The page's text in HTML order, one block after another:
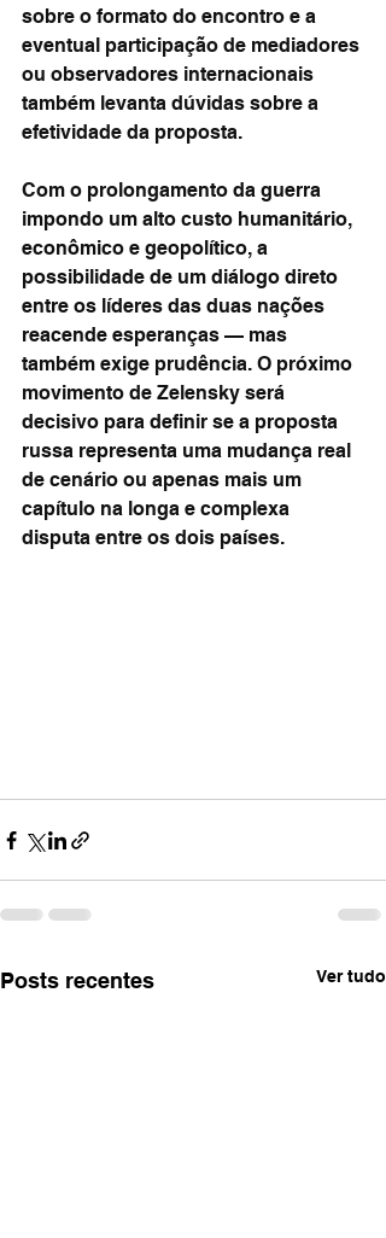
sobre o formato do encontro e a
eventual participação de mediadores
ou observadores internacionais
também levanta dúvidas sobre a
efetividade da proposta.
Com o prolongamento da guerra
impondo um alto custo humanitário,
econômico e geopolítico, a
possibilidade de um diálogo direto
entre os líderes das duas nações
reacende esperanças — mas
também exige prudência. O próximo
movimento de Zelensky será
decisivo para definir se a proposta
russa representa uma mudança real
de cenário ou apenas mais um
capítulo na longa e complexa
disputa entre os dois países.
Posts recentes Ver tudo